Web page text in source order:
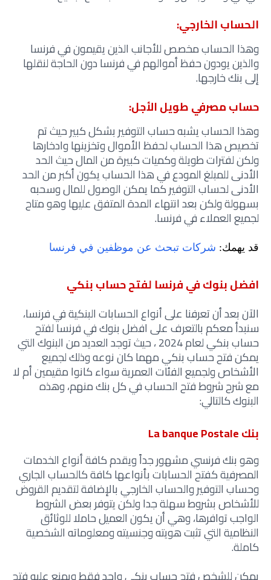
الحساب الخارجي:
وهذا الحساب مخصص للأجانب الذين يقيمون في فرنسا
والذين يودون حفظ أموالهم في فرنسا دون الحاجة لنقلها
إلى بنك خارجها.
حساب مصرفي طويل الأجل:
وهذا الحساب يشبه حساب التوفير بشكل كبير حيث تم
تخصيص هذا الحساب لحفظ الأموال وتخزينها وادخارها
ولكن لفترات طويلة وكميات كبيرة من المال حيث الحد
الأدنى للمبلغ المودع في هذا الحساب يكون أكبر من الحد
الأدنى لحساب التوفير كما يمكن الوصول للمال وسحبه
بسهولة ولكن بعد انتهاء المدة المتفق عليها وهو متاح
لجميع العملاء في فرنسا.
قد يهمك: شركات تبحث عن موظفين في فرنسا
افضل بنوك في فرنسا لفتح حساب بنكي
الآن بعد أن تعرفنا على أنواع الحسابات البنكية في فرنسا،
سنبدأ معكم بالتعرف على افضل بنوك في فرنسا لفتح
حساب بنكي لعام 2024 ، حيث توجد العديد من البنوك التي
يمكن فتح حساب بنكي مهما كان نوعه وذلك لجميع
الأشخاص ولجميع الفئات العمرية سواء كانوا مقيمين أم لا
مع شرح شروط فتح الحساب في كل بنك منهم، وهذه
البنوك كالتالي:
بنك La banque Postale
وهو بنك فرنسي مشهور جداً ويقدم كافة أنواع الخدمات
المصرفية كفتح الحسابات بأنواعها كافة كالحساب الجاري
وحساب التوفير والحساب الخارجي بالإضافة لتقديم القروض
للأشخاص بشروط سهلة جدا ولكن يتوفر بعض الشروط
الواجب توافرها، وهي أن يكون العميل حاملا للوثائق
النظامية التي تثبت هويته وجنسيته ومعلوماته الشخصية
كاملة.